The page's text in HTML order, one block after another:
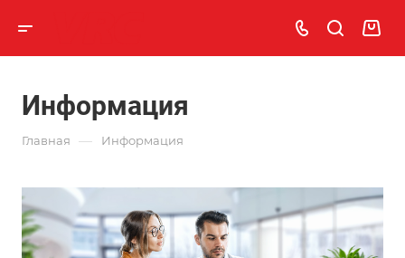
Информация
Главная — Информация